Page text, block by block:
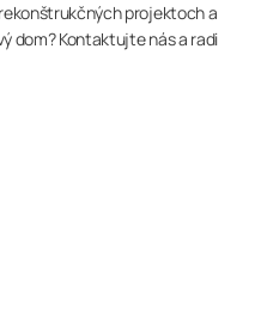
projektoch a
dom? Kontaktujte nás a radi